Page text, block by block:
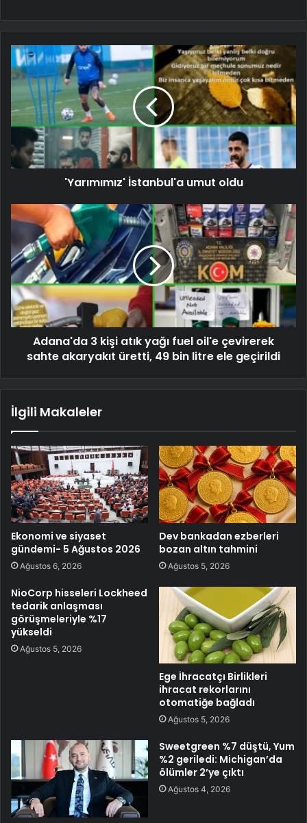
'Yarımımız' İstanbul'a umut oldu
Adana'da 3 kişi atık yağı fuel oil'e çevirerek
sahte akaryakıt üretti, 49 bin litre ele geçirildi
İlgili Makaleler
Ekonomi ve siyaset
gündemi- 5 Ağustos 2026
Ağustos 6, 2026
Dev bankadan ezberleri
bozan altın tahmini
Ağustos 5, 2026
NioCorp hisseleri Lockheed
tedarik anlaşması
görüşmeleriyle %17
yükseldi
Ağustos 5, 2026
Ege İhracatçı Birlikleri
ihracat rekorlarını
otomatiğe bağladı
Ağustos 5, 2026
Sweetgreen %7 düştü, Yum
%2 geriledi: Michigan’da
ölümler 2’ye çıktı
Ağustos 4, 2026